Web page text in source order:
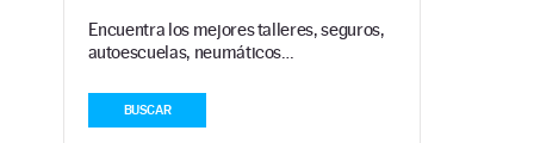
Encuentra los mejores talleres, seguros,
autoescuelas, neumáticos…
BUSCAR